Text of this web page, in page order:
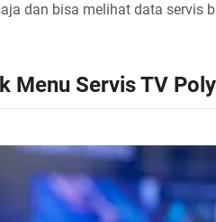
dan bisa melihat data servis
Menu Servis TV